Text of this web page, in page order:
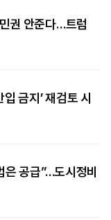
권 안준다…트럼
금지’ 재검토 시
공급”…도시정비